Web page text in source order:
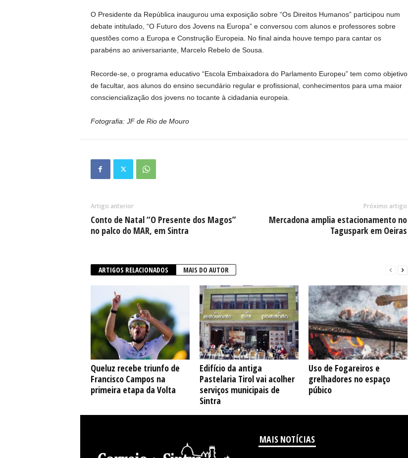
O Presidente da República inaugurou uma exposição sobre “Os Direitos Humanos” participou num
debate intitulado, “O Futuro dos Jovens na Europa” e conversou com alunos e professores sobre
questões como a Europa e Construção Europeia. No final ainda houve tempo para cantar os
parabéns ao aniversariante, Marcelo Rebelo de Sousa.
Recorde-se, o programa educativo “Escola Embaixadora do Parlamento Europeu” tem como objetivo
de facultar, aos alunos do ensino secundário regular e profissional, conhecimentos para uma maior
consciencialização dos jovens no tocante à cidadania europeia.
Fotografia: JF de Rio de Mouro
Artigo anterior
Conto de Natal “O Presente dos Magos”
no palco do MAR, em Sintra
Próximo artigo
Mercadona amplia estacionamento no
Taguspark em Oeiras
ARTIGOS RELACIONADOS MAIS DO AUTOR
Queluz recebe triunfo de
Francisco Campos na
primeira etapa da Volta
Edifício da antiga
Pastelaria Tirol vai acolher
serviços municipais de
Sintra
Uso de Fogareiros e
grelhadores no espaço
púbico
MAIS NOTÍCIAS